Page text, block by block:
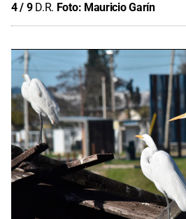
4/ 9 D.R. Foto: Mauricio Garín